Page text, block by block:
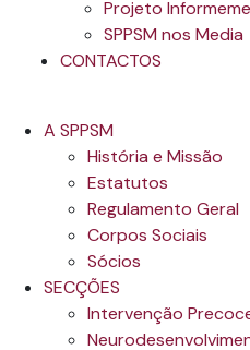
Projeto
SPPSM nos Media
CONTACTOS
A SPPSM
História e Missão
Estatutos
Regulamento Geral
Corpos Sociais
Sócios
SECÇÕES
Intervenção